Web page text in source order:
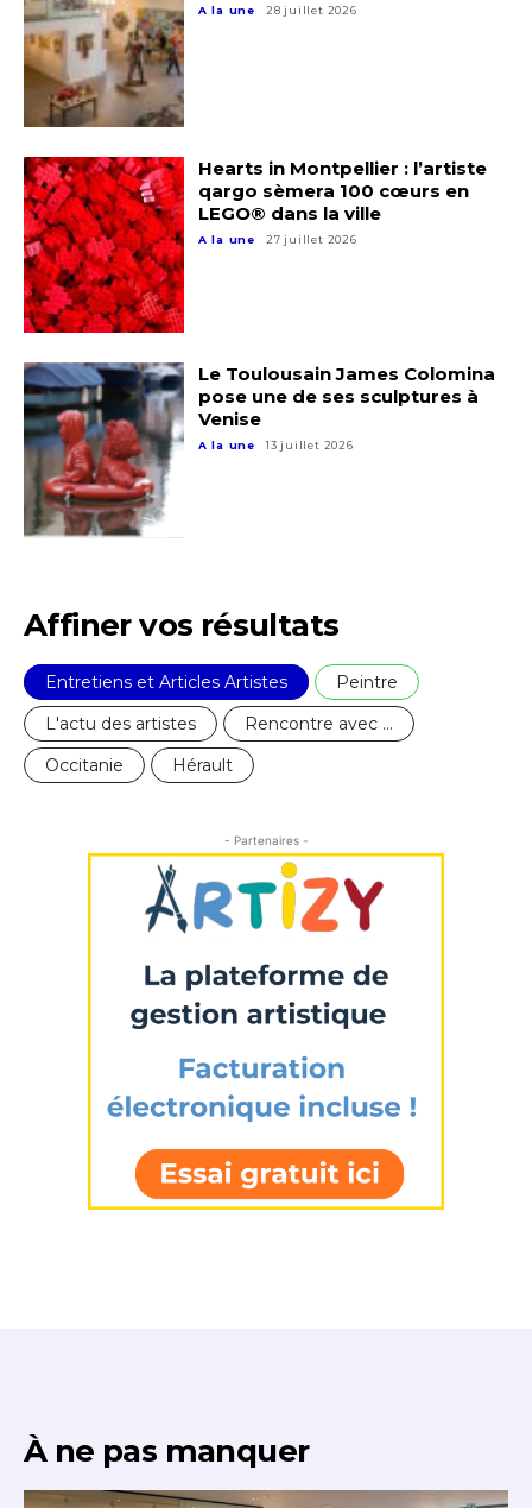
A la une 28 juillet 2026
Hearts in Montpellier : l’artiste
qargo sèmera 100 cœurs en
LEGO® dans la ville
A la une 27 juillet 2026
Le Toulousain James Colomina
pose une de ses sculptures à
Venise
A la une 13 juillet 2026
Affiner vos résultats
Entretiens et Articles Artistes
Peintre
L'actu des artistes
Rencontre avec ...
Occitanie
Hérault
- Partenaires -
À ne pas manquer